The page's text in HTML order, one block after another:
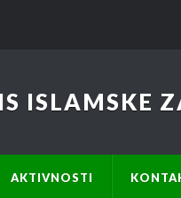
ISLAMSKE
AKTIVNOSTI